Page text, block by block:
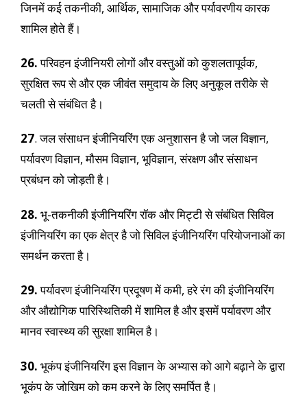
जिनमें कई तकनीकी, आर्थिक, सामाजिक और पर्यावरणीय कारक
शामिल होते हैं।
26.परिवहन इंजीनियरी लोगों और वस्तुओं को कुशलतापूर्वक,
सुरक्षित रूप से और एक जीवंत समुदाय के लिए अनुकूल तरीके से
चलती से संबंधित है।
27. जल संसाधन इंजीनियरिंग एक अनुशासन है जो जल विज्ञान,
पर्यावरण विज्ञान, मौसम विज्ञान, भूविज्ञान, संरक्षण और संसाधन
प्रबंधन को जोड़ती है।
28. भू-तकनीकी इंजीनियरिंग रॉक और मिट्टी से संबंधित सिविल
इंजीनियरिंग का एक क्षेत्र है जो सिविल इंजीनियरिंग परियोजनाओं का
समर्थन करता है।
29.पर्यावरण इंजीनियरिंग प्रदूषण में कमी, हरे रंग की इंजीनियरिंग
और औद्योगिक पारिस्थितिकी में शामिल है और इसमें पर्यावरण और
मानव स्वास्थ्य की सुरक्षा शामिल है।
30. भूकंप इंजीनियरिंग इस विज्ञान के अभ्यास को आगे बढ़ाने के द्वारा
भूकंप के जोखिम को कम करने के लिए समर्पित है।